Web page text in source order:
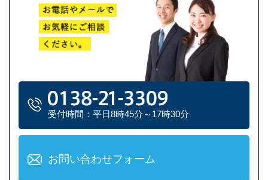
受付時間：平日8時45分～17時30分
お問い合わせフォーム